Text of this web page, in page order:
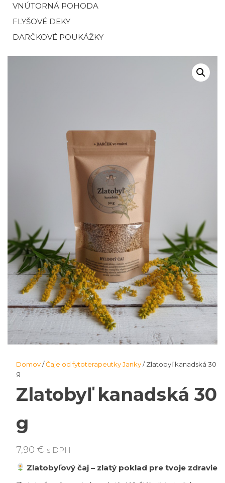
VNÚTORNÁ POHODA
FLYŠOVÉ DEKY
DARČKOVÉ POUKÁŽKY
Domov/Čaje od fytoterapeutky Janky/ Zlatobyľ kanadská 30
g
Zlatobyľ kanadská 30
g
7,90 € s DPH
Zlatobyľový čaj – zlatý poklad pre tvoje zdravie